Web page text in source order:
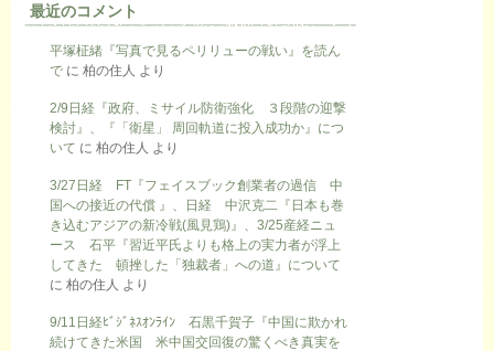
最近のコメント
平塚柾緒『写真で見るペリリューの戦い』を読ん
で に 柏の住人 より
2/9日経『政府、ミサイル防衛強化 ３段階の迎撃
検討』、『「衛星」 周回軌道に投入成功か』につ
いて に 柏の住人 より
3/27日経 FT『フェイスブック創業者の過信 中
国への接近の代償 』、日経 中沢克二『日本も巻
き込むアジアの新冷戦(風見鶏)』、3/25産経ニュ
ース 石平『習近平氏よりも格上の実力者が浮上
してきた 頓挫した「独裁者」への道』について
に 柏の住人 より
9/11日経ﾋﾞｼﾞﾈｽｵﾝﾗｲﾝ 石黒千賀子『中国に欺かれ
続けてきた米国 米中国交回復の驚くべき真実を